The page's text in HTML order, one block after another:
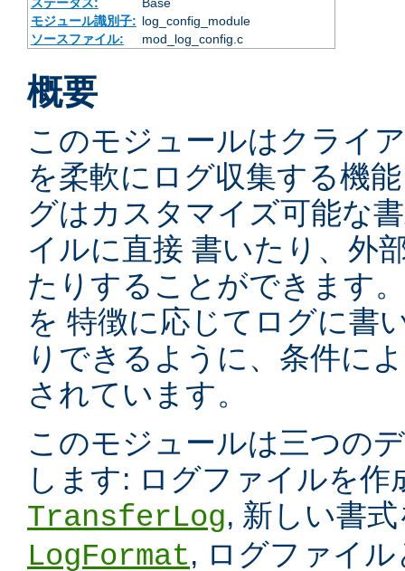
ステータス:
Base
モジュール識別子: log_config_module
ソースファイル:
mod_log_config.c
概要
このモジュールはクライ
を柔軟にログ収集する機
グはカスタマイズ可能な
イルに直接 書いたり、外
たりすることができます
を 特徴に応じてログに書
りできるように、条件に
されています。
このモジュールは三つの
します: ログファイルを作
TransferLog, 新しい書
LogFormat, ログファイ